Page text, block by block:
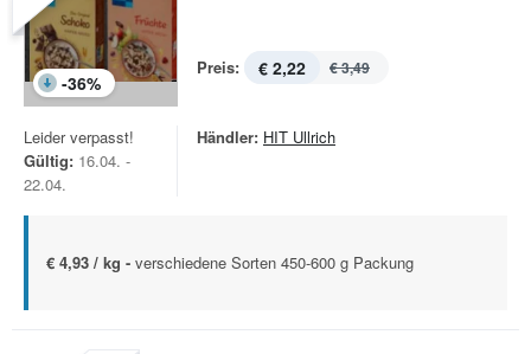
-36%
Preis: € 2,22 € 3,49
Leider verpasst!
Gültig: 16.04. -
22.04.
Händler: HIT Ullrich
€ 4,93 / kg - verschiedene Sorten 450-600 g Packung